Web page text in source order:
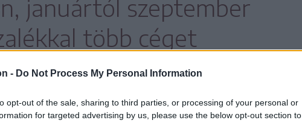
- Do Not Process My Personal Information
opt-out of the sale, sharing to third parties, or processing of your personal or
for targeted advertising by us, please use the below opt-out section to
januártól szeptember
több céget
mint a múlt